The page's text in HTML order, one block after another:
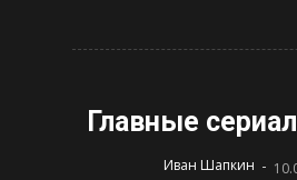
Главные
Иван Шапкин -